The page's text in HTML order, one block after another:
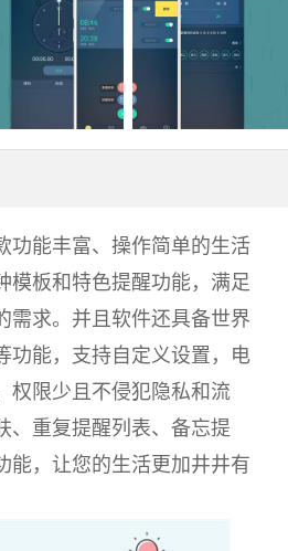
功能丰富、操作简单的生活
模板和特色提醒功能，满足
需求。并且软件还具备世界
功能，支持自定义设置，电
权限少且不侵犯隐私和流
、重复提醒列表、备忘提
能，让您的生活更加井井有